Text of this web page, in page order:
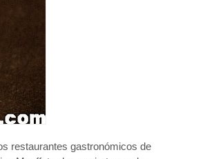
restaurantes gastronómicos de